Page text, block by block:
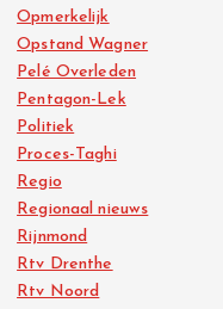
Opmerkelijk
Opstand Wagner
Pelé Overleden
Pentagon-Lek
Politiek
Proces-Taghi
Regio
Regionaal nieuws
Rijnmond
Rtv Drenthe
Rtv Noord